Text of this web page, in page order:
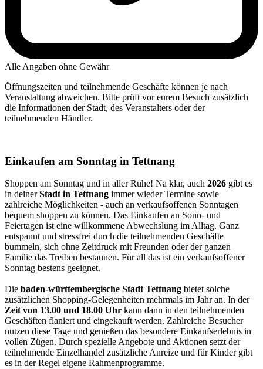
Alle Angaben ohne Gewähr
Öffnungszeiten und teilnehmende Geschäfte können je nach
Veranstaltung abweichen. Bitte prüft vor eurem Besuch zusätzlich
die Informationen der Stadt, des Veranstalters oder der
teilnehmenden Händler.
Einkaufen am Sonntag in Tettnang
Shoppen am Sonntag und in aller Ruhe! Na klar, auch 2026 gibt es
in deinerStadt in Tettnang immer wieder Termine sowie
zahlreiche Möglichkeiten - auch an verkaufsoffenen Sonntagen
bequem shoppen zu können. Das Einkaufen an Sonn- und
Feiertagen ist eine willkommene Abwechslung im Alltag. Ganz
entspannt und stressfrei durch die teilnehmenden Geschäfte
bummeln, sich ohne Zeitdruck mit Freunden oder der ganzen
Familie das Treiben bestaunen. Für all das ist ein verkaufsoffener
Sonntag bestens geeignet.
Die baden-württembergische Stadt Tettnang bietet solche
zusätzlichen Shopping-Gelegenheiten mehrmals im Jahr an. In der
Zeit von 13.00 und 18.00 Uhr kann dann in den teilnehmenden
Geschäften flaniert und eingekauft werden. Zahlreiche Besucher
nutzen diese Tage und genießen das besondere Einkaufserlebnis in
vollen Zügen. Durch spezielle Angebote und Aktionen setzt der
teilnehmende Einzelhandel zusätzliche Anreize und für Kinder gibt
es in der Regel eigene Rahmenprogramme.